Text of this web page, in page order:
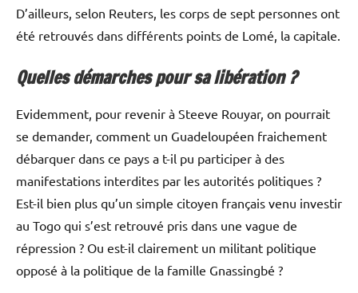
D’ailleurs, selon Reuters, les corps de sept personnes ont
été retrouvés dans différents points de Lomé, la capitale.
Quelles démarches pour sa libération ?
Evidemment, pour revenir à Steeve Rouyar, on pourrait
se demander, comment un Guadeloupéen fraichement
débarquer dans ce pays a t-il pu participer à des
manifestations interdites par les autorités politiques ?
Est-il bien plus qu’un simple citoyen français venu investir
au Togo qui s’est retrouvé pris dans une vague de
répression ? Ou est-il clairement un militant politique
opposé à la politique de la famille Gnassingbé ?